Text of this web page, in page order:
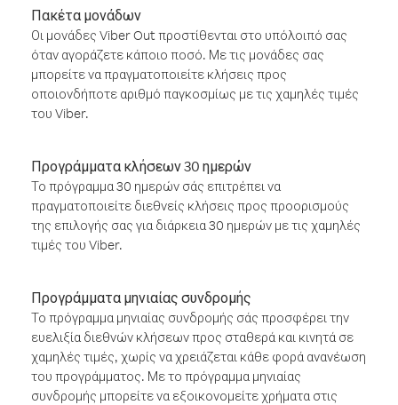
Πακέτα μονάδων
Οι μονάδες Viber Out προστίθενται στο υπόλοιπό σας
όταν αγοράζετε κάποιο ποσό. Με τις μονάδες σας
μπορείτε να πραγματοποιείτε κλήσεις προς
οποιονδήποτε αριθμό παγκοσμίως με τις χαμηλές τιμές
του Viber.
Προγράμματα κλήσεων 30 ημερών
Το πρόγραμμα 30 ημερών σάς επιτρέπει να
πραγματοποιείτε διεθνείς κλήσεις προς προορισμούς
της επιλογής σας για διάρκεια 30 ημερών με τις χαμηλές
τιμές του Viber.
Προγράμματα μηνιαίας συνδρομής
Το πρόγραμμα μηνιαίας συνδρομής σάς προσφέρει την
ευελιξία διεθνών κλήσεων προς σταθερά και κινητά σε
χαμηλές τιμές, χωρίς να χρειάζεται κάθε φορά ανανέωση
του προγράμματος. Με το πρόγραμμα μηνιαίας
συνδρομής μπορείτε να εξοικονομείτε χρήματα στις